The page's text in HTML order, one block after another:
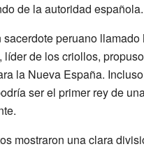
de la autoridad española.
sacerdote peruano llamado
líder de los criollos,
la Nueva España.
ser el primer rey de
mostraron una clara